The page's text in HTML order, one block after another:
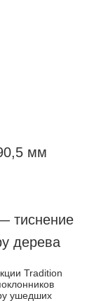
мм
тиснение
дерева
Tradition
ушедших